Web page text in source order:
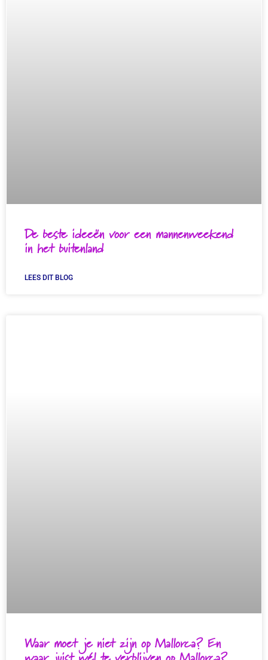
De beste ideeën voor een mannenweekend
in het buitenland
LEES DIT BLOG
Waar moet je niet zijn op Mallorca? En